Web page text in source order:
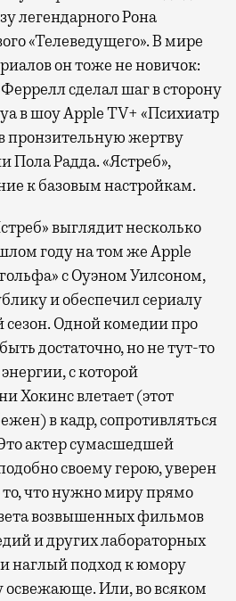
легендарного Рона
«Телеведущего». В мире
он тоже не новичок:
сделал шаг в сторону
в шоу Apple TV+ «Психиатр
пронзительную жертву
Пола Радда. «Ястреб»,
к базовым настройкам.
выглядит несколько
году на том же Apple
с Оуэном Уилсоном,
и обеспечил сериалу
сезон. Одной комедии про
достаточно, но не тут-то
с которой
Хокинс влетает (этот
в кадр, сопротивляться
актер сумасшедшей
своему герою, уверен
что нужно миру прямо
возвышенных фильмов
и других лабораторных
наглый подход к юмору
освежающе. Или, во всяком